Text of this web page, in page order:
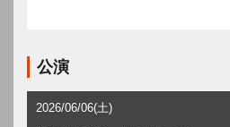
公演
2026/06/06(土)